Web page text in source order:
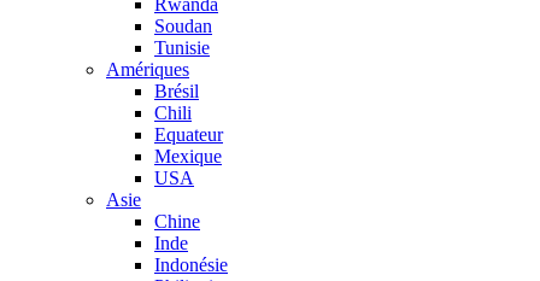
Rwanda
Soudan
Tunisie
Amériques
Brésil
Chili
Equateur
Mexique
USA
Asie
Chine
Inde
Indonésie